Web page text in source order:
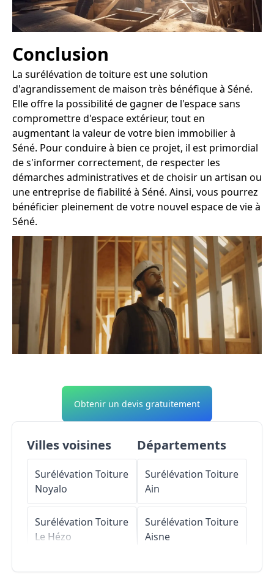
Conclusion
La surélévation de toiture est une solution
d'agrandissement de maison très bénéfique à Séné.
Elle offre la possibilité de gagner de l'espace sans
compromettre d'espace extérieur, tout en
augmentant la valeur de votre bien immobilier à
Séné. Pour conduire à bien ce projet, il est primordial
de s'informer correctement, de respecter les
démarches administratives et de choisir un artisan ou
une entreprise de fiabilité à Séné. Ainsi, vous pourrez
bénéficier pleinement de votre nouvel espace de vie à
Séné.
Obtenir un devis gratuitement
Villes voisines
Surélévation Toiture
Noyalo
Surélévation Toiture
Le Hézo
Surélévation Toiture
Départements
Surélévation Toiture
Ain
Surélévation Toiture
Aisne
Surélévation Toiture